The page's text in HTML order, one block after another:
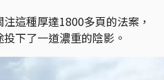
這種厚達1800多頁的法案，
下了一道濃重的陰影。